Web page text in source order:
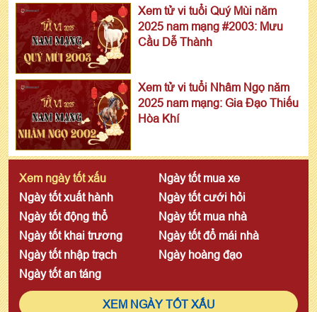
Xem tử vi tuổi Quý Mùi năm
2025 nam mạng #2003: Mưu
Cầu Dễ Thành
Xem tử vi tuổi Nhâm Ngọ năm
2025 nam mạng: Gia Đạo Thiếu
Hòa Khí
Xem ngày tốt xấu
Ngày tốt mua xe
Ngày tốt xuất hành
Ngày tốt cưới hỏi
Ngày tốt động thổ
Ngày tốt mua nhà
Ngày tốt khai trương
Ngày tốt đổ mái nhà
Ngày tốt nhập trạch
Ngày hoàng đạo
Ngày tốt an táng
XEM NGÀY TỐT XẤU